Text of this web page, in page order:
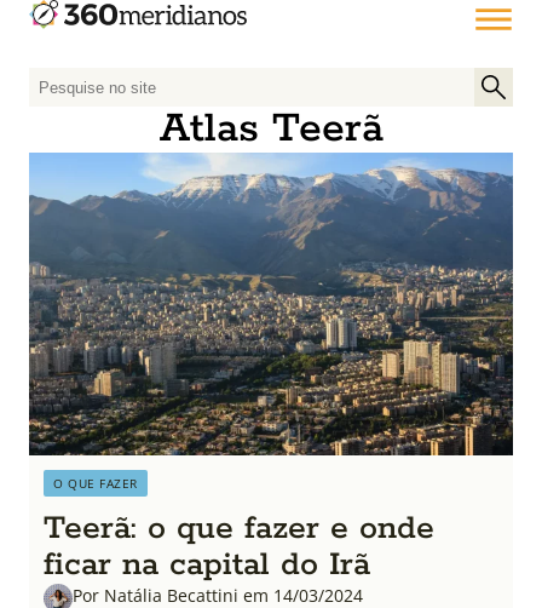
P
u
s
a
r
p
o
r
:
Atlas Teerã
O QUE FAZER
Teerã: o que fazer e onde
ficar na capital do Irã
Por Natália Becattini em 14/03/2024